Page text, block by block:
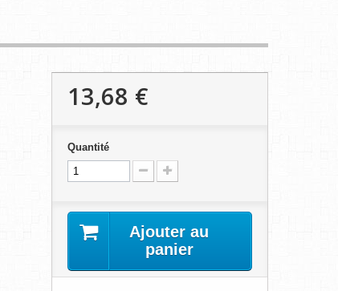
13,68 €
Quantité
Ajouter au
panier